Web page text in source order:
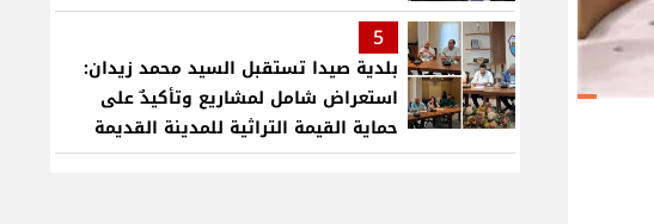
5
بلدية صيدا تستقبل السيد محمد زيدان:
استعراض شامل لمشاريع وتأكيدٌ على
حماية القيمة التراثية للمدينة القديمة